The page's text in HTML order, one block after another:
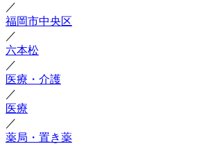
／
福岡市中央区
／
六本松
／
医療・介護
／
医療
／
薬局・置き薬